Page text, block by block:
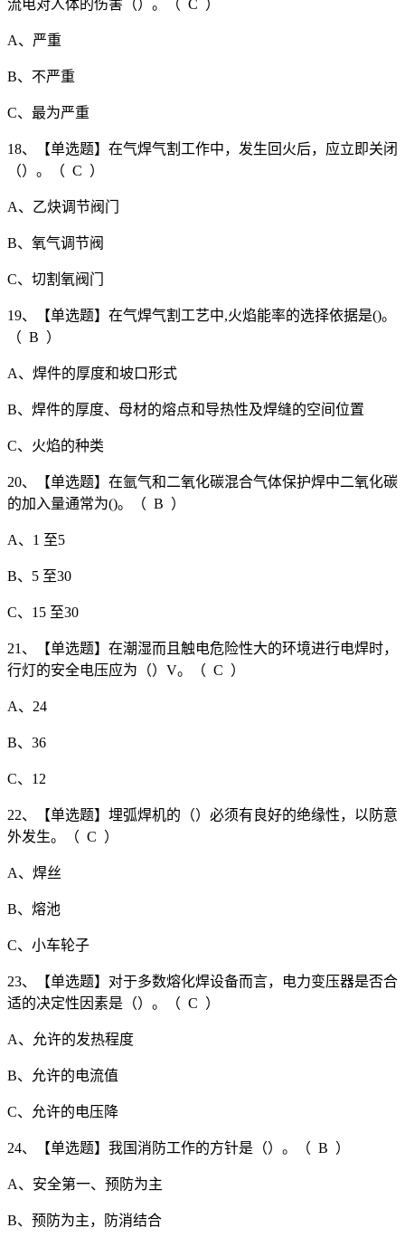
流电对人体的伤害（）。（ C ）
A、严重
B、不严重
C、最为严重
18、【单选题】在气焊气割工作中，发生回火后，应立即关闭
（）。（ C ）
A、乙炔调节阀门
B、氧气调节阀
C、切割氧阀门
19、【单选题】在气焊气割工艺中,火焰能率的选择依据是()。
（ B ）
A、焊件的厚度和坡口形式
B、焊件的厚度、母材的熔点和导热性及焊缝的空间位置
C、火焰的种类
20、【单选题】在氩气和二氧化碳混合气体保护焊中二氧化碳
的加入量通常为()。（ B ）
A、1 至5
B、5 至30
C、15 至30
21、【单选题】在潮湿而且触电危险性大的环境进行电焊时，
行灯的安全电压应为（）V。（ C ）
A、24
B、36
C、12
22、【单选题】埋弧焊机的（）必须有良好的绝缘性，以防意
外发生。（ C ）
A、焊丝
B、熔池
C、小车轮子
23、【单选题】对于多数熔化焊设备而言，电力变压器是否合
适的决定性因素是（）。（ C ）
A、允许的发热程度
B、允许的电流值
C、允许的电压降
24、【单选题】我国消防工作的方针是（）。（ B ）
A、安全第一、预防为主
B、预防为主，防消结合